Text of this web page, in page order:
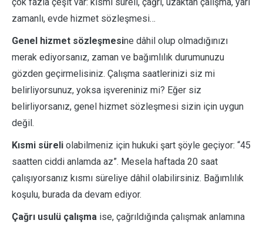
çok fazla çeşit var: kısmi süreli, çağrı, uzaktan çalışma, yarı
zamanlı, evde hizmet sözleşmesi…
Genel hizmet sözleşmesine dâhil olup olmadığınızı
merak ediyorsanız, zaman ve bağımlılık durumunuzu
gözden geçirmelisiniz. Çalışma saatlerinizi siz mi
belirliyorsunuz, yoksa işvereniniz mi? Eğer siz
belirliyorsanız, genel hizmet sözleşmesi sizin için uygun
değil.
Kısmi süreli olabilmeniz için hukuki şart şöyle geçiyor: “45
saatten ciddi anlamda az”. Mesela haftada 20 saat
çalışıyorsanız kısmı süreliye dâhil olabilirsiniz. Bağımlılık
koşulu, burada da devam ediyor.
Çağrı usulü çalışma ise, çağrıldığında çalışmak anlamına